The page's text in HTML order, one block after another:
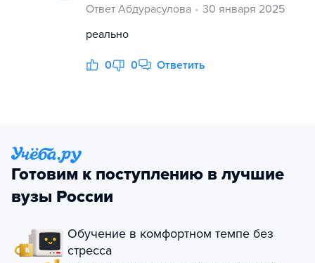
Ответ Абдурасулова
30 января 2025
реально
0 0 Ответить
Готовим к поступлению в лучшие
вузы России
Обучение в комфортном темпе без
стресса